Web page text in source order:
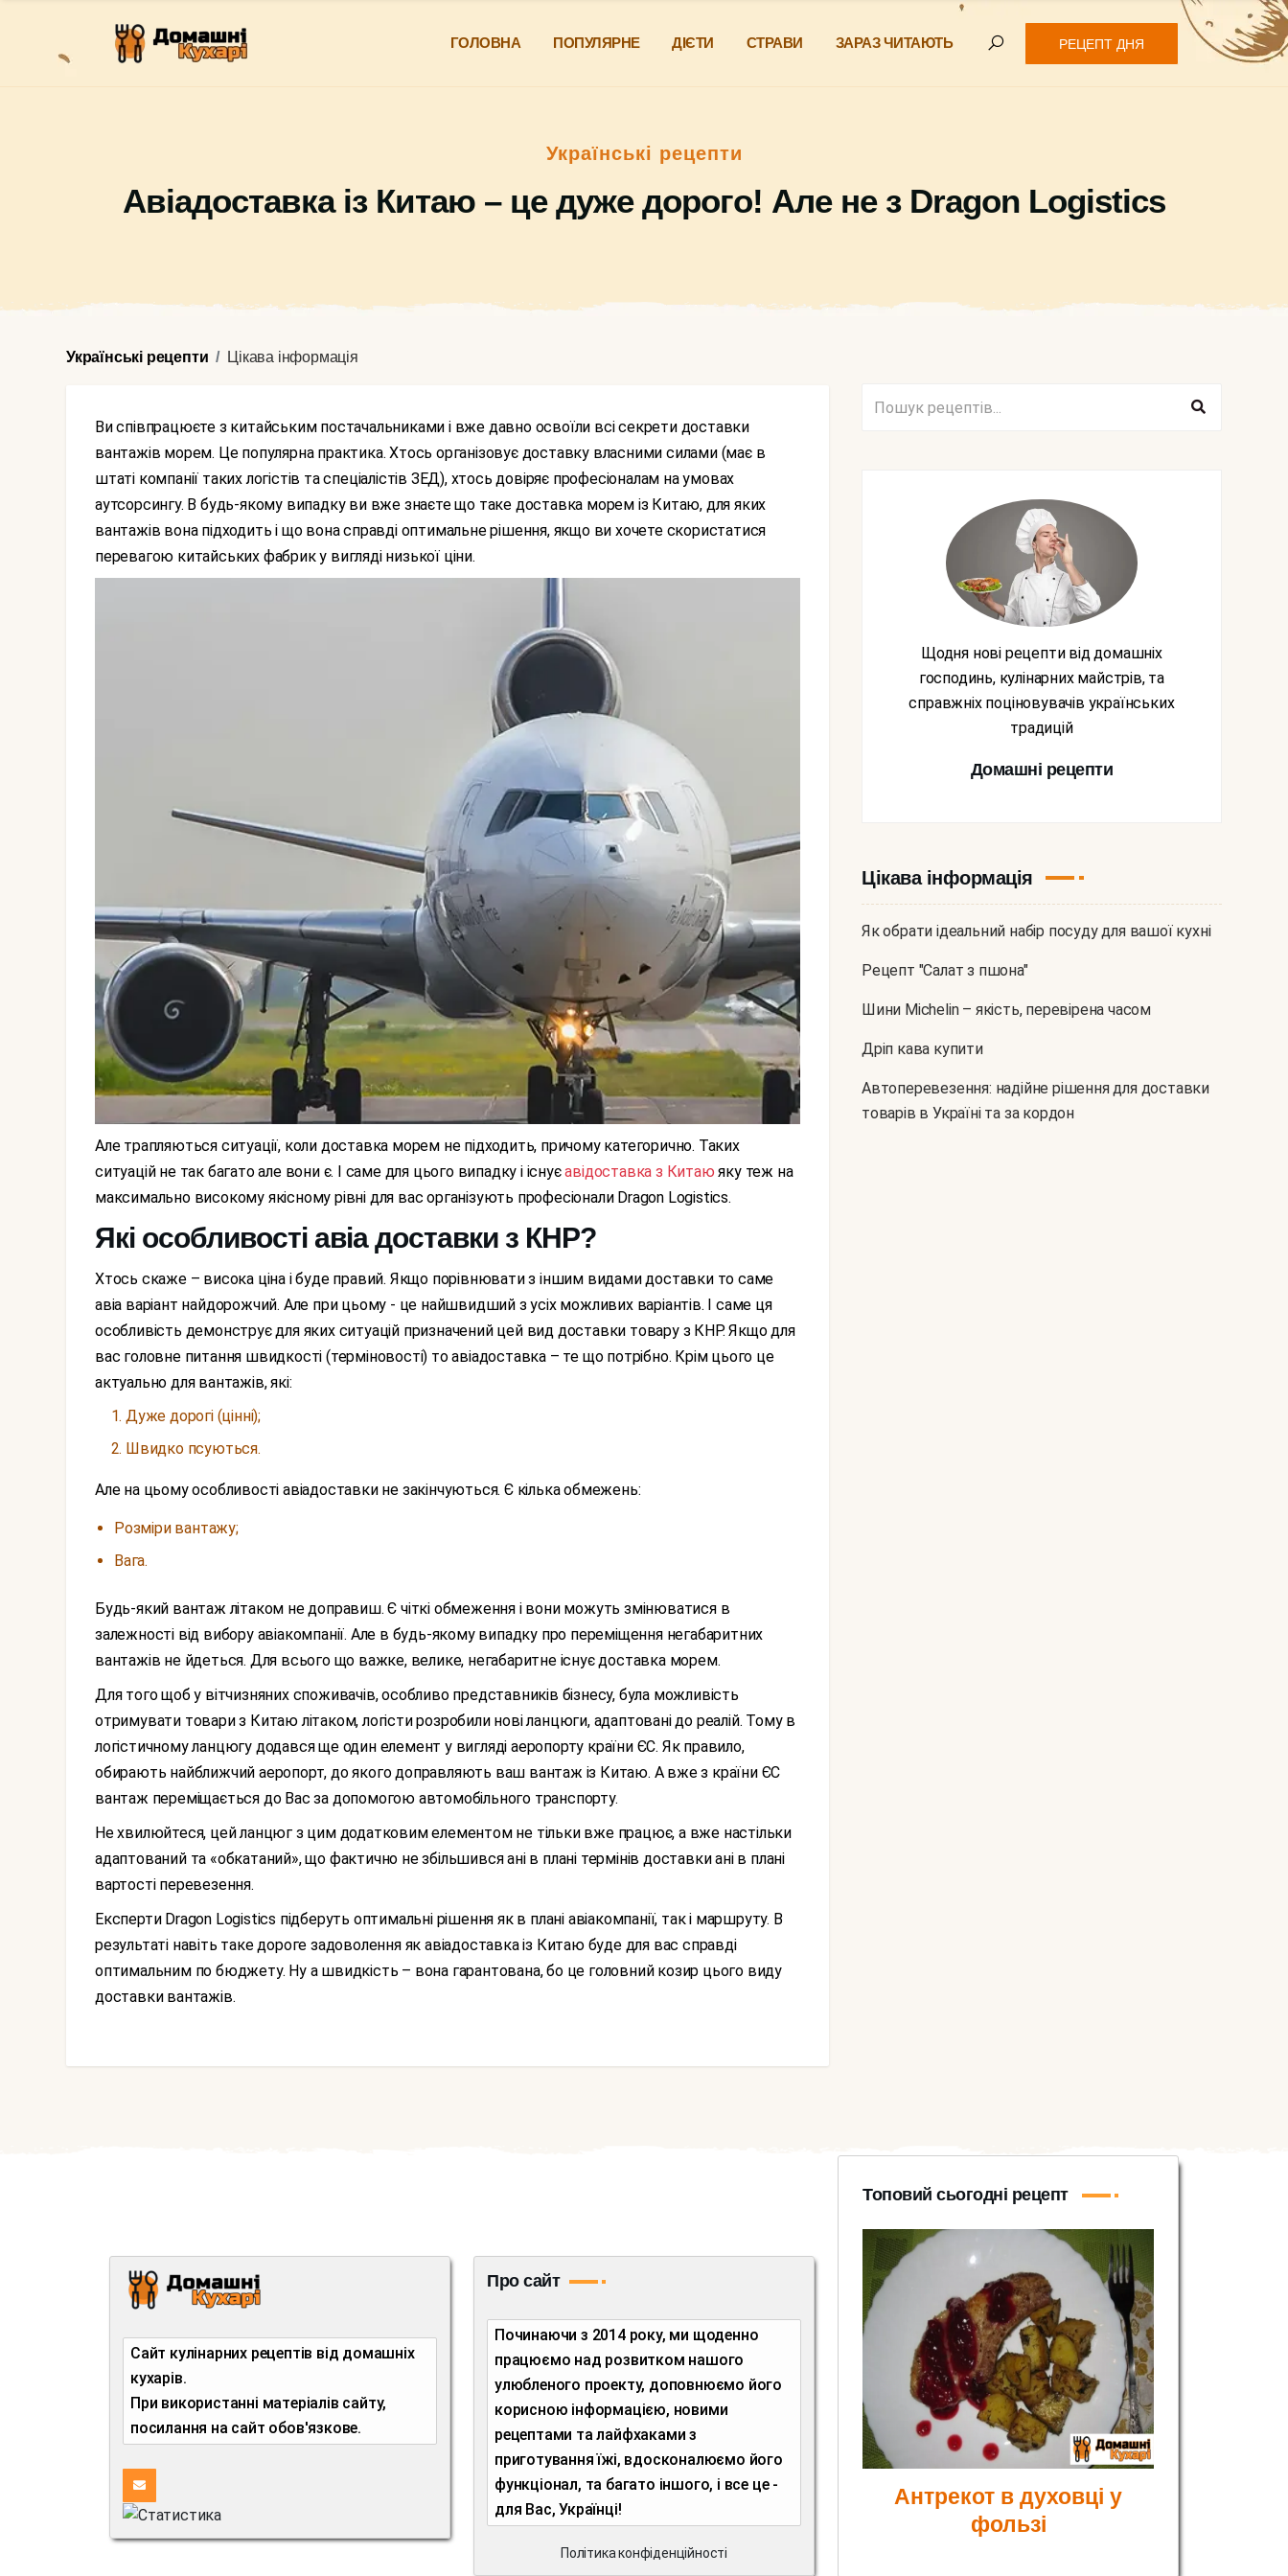
ГОЛОВНА ПОПУЛЯРНЕ ДІЄТИ СТРАВИ ЗАРАЗ ЧИТАЮТЬ РЕЦЕПТ ДНЯ
Українські рецепти
Авіадоставка із Китаю – це дуже дорого! Але не з Dragon Logistics
Українські рецепти Цікава інформація
Ви співпрацюєте з китайським постачальниками і вже давно освоїли всі секрети доставки
вантажів морем. Це популярна практика. Хтось організовує доставку власними силами (має в
штаті компанії таких логістів та спеціалістів ЗЕД), хтось довіряє професіоналам на умовах
аутсорсингу. В будь-якому випадку ви вже знаєте що таке доставка морем із Китаю, для яких
вантажів вона підходить і що вона справді оптимальне рішення, якщо ви хочете скористатися
перевагою китайських фабрик у вигляді низької ціни.
Але трапляються ситуації, коли доставка морем не підходить, причому категорично. Таких
ситуацій не так багато але вони є. І саме для цього випадку і існуєавідоставка з Китаю яку теж на
максимально високому якісному рівні для вас організують професіонали Dragon Logistics.
Які особливості авіа доставки з КНР?
Хтось скаже – висока ціна і буде правий. Якщо порівнювати з іншим видами доставки то саме
авіа варіант найдорожчий. Але при цьому - це найшвидший з усіх можливих варіантів. І саме ця
особливість демонструє для яких ситуацій призначений цей вид доставки товару з КНР. Якщо для
вас головне питання швидкості (терміновості) то авіадоставка – те що потрібно. Крім цього це
актуально для вантажів, які:
Дуже дорогі (цінні);
Швидко псуються.
Але на цьому особливості авіадоставки не закінчуються. Є кілька обмежень:
Розміри вантажу;
Вага.
Будь-який вантаж літаком не доправиш. Є чіткі обмеження і вони можуть змінюватися в
залежності від вибору авіакомпанії. Але в будь-якому випадку про переміщення негабаритних
вантажів не йдеться. Для всього що важке, велике, негабаритне існує доставка морем.
Для того щоб у вітчизняних споживачів, особливо представників бізнесу, була можливість
отримувати товари з Китаю літаком, логісти розробили нові ланцюги, адаптовані до реалій. Тому в
логістичному ланцюгу додався ще один елемент у вигляді аеропорту країни ЄС. Як правило,
обирають найближчий аеропорт, до якого доправляють ваш вантаж із Китаю. А вже з країни ЄС
вантаж переміщається до Вас за допомогою автомобільного транспорту.
Не хвилюйтеся, цей ланцюг з цим додатковим елементом не тільки вже працює, а вже настільки
адаптований та «обкатаний», що фактично не збільшився ані в плані термінів доставки ані в плані
вартості перевезення.
Експерти Dragon Logistics підберуть оптимальні рішення як в плані авіакомпанії, так і маршруту. В
результаті навіть таке дороге задоволення як авіадоставка із Китаю буде для вас справді
оптимальним по бюджету. Ну а швидкість – вона гарантована, бо це головний козир цього виду
доставки вантажів.
Щодня нові рецепти від домашніх
господинь, кулінарних майстрів, та
справжніх поціновувачів українських
традицій
Домашні рецепти
Цікава інформація
Як обрати ідеальний набір посуду для вашої кухні
Рецепт "Салат з пшона"
Шини Michelin – якість, перевірена часом
Дріп кава купити
Автоперевезення: надійне рішення для доставки
товарів в Україні та за кордон
Сайт кулінарних рецептів від домашніх
кухарів.
При використанні матеріалів сайту,
посилання на сайт обов'язкове.
Про сайт
Починаючи з 2014 року, ми щоденно
працюємо над розвитком нашого
улюбленого проекту, доповнюємо його
корисною інформацією, новими
рецептами та лайфхаками з
приготування їжі, вдосконалюємо його
функціонал, та багато іншого, і все це -
для Вас, Українці!
Політика конфіденційності
Топовий сьогодні рецепт
Антрекот в духовці у
фользі